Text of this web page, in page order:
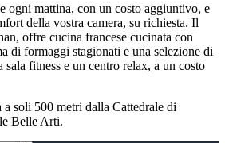
ogni mattina, con un costo aggiuntivo, e
della vostra camera, su richiesta. Il
offre cucina francese cucinata con
di formaggi stagionati e una selezione di
fitness e un centro relax, a un costo
a soli 500 metri dalla Cattedrale di
Belle Arti.